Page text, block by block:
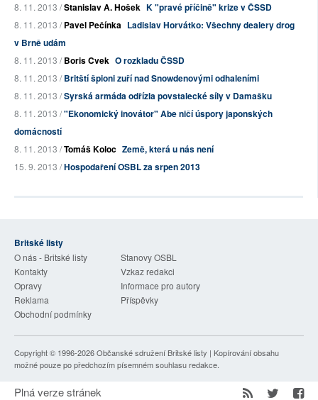
8. 11. 2013 /Stanislav A. Hošek K "pravé příčině" krize v ČSSD
8. 11. 2013 /Pavel Pečínka Ladislav Horvátko: Všechny dealery drog
v Brně udám
8. 11. 2013 /Boris Cvek O rozkladu ČSSD
8. 11. 2013 /Britští špioni zuří nad Snowdenovými odhaleními
8. 11. 2013 /Syrská armáda odřízla povstalecké síly v Damašku
8. 11. 2013 /"Ekonomický inovátor" Abe ničí úspory japonských
domácností
8. 11. 2013 /Tomáš Koloc Země, která u nás není
15. 9. 2013 /Hospodaření OSBL za srpen 2013
Britské listy
O nás - Britské listy
Stanovy OSBL
Kontakty
Vzkaz redakci
Opravy
Informace pro autory
Reklama
Příspěvky
Obchodní podmínky
Copyright © 1996-2026Občanské sdružení Britské listy | Kopírování obsahu
možné pouze po předchozím písemném souhlasu redakce.
Plná verze stránek